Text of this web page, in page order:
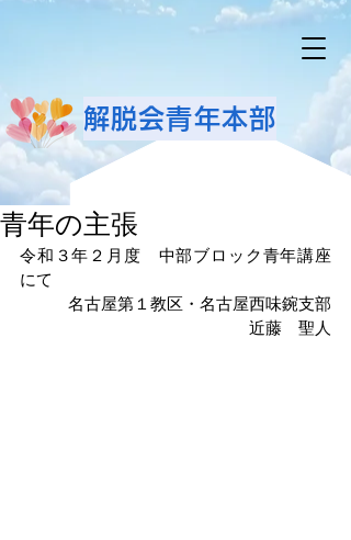
解脱会青年本部
青年の主張
令和３年２月度　中部ブロック青年講座
にて
名古屋第１教区・名古屋西味鋺支部
近藤　聖人